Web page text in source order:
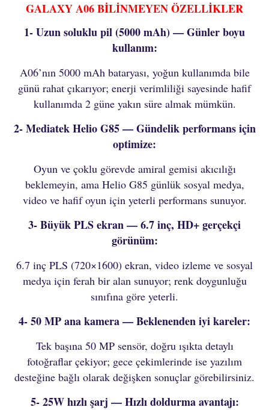
GALAXY A06 BİLİNMEYEN ÖZELLİKLER
1- Uzun soluklu pil (5000 mAh) — Günler boyu
kullanım:
A06’nın 5000 mAh bataryası, yoğun kullanımda bile
günü rahat çıkarıyor; enerji verimliliği sayesinde hafif
kullanımda 2 güne yakın süre almak mümkün.
2- Mediatek Helio G85 — Gündelik performans için
optimize:
Oyun ve çoklu görevde amiral gemisi akıcılığı
beklemeyin, ama Helio G85 günlük sosyal medya,
video ve hafif oyun için yeterli performans sunuyor.
3- Büyük PLS ekran — 6.7 inç, HD+ gerçekçi
görünüm:
6.7 inç PLS (720×1600) ekran, video izleme ve sosyal
medya için ferah bir alan sunuyor; renk doygunluğu
sınıfına göre yeterli.
4- 50 MP ana kamera — Beklenenden iyi kareler:
Tek başına 50 MP sensör, doğru ışıkta detaylı
fotoğraflar çekiyor; gece çekimlerinde ise yazılım
desteğine bağlı olarak değişken sonuçlar görebilirsiniz.
5- 25W hızlı şarj — Hızlı doldurma avantajı: